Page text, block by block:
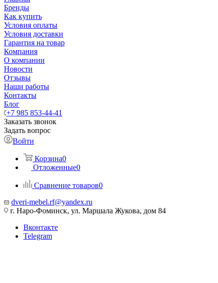
Бренды
Как купить
Условия оплаты
Условия доставки
Гарантия на товар
Компания
О компании
Новости
Отзывы
Наши работы
Контакты
Блог
+7 985 853-44-41
Заказать звонок
Задать вопрос
Войти
Корзина0
Отложенные0
Сравнение товаров0
dveri-mebel.rf@yandex.ru
г. Наро-Фоминск, ул. Маршала Жукова, дом 84
Вконтакте
Telegram